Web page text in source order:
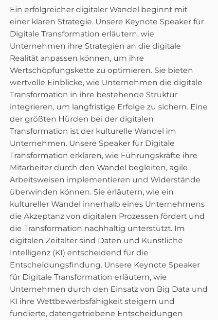
Ein erfolgreicher digitaler Wandel beginnt mit
einer klaren Strategie. Unsere Keynote Speaker für
Digitale Transformation erläutern, wie
Unternehmen ihre Strategien an die digitale
Realität anpassen können, um ihre
Wertschöpfungskette zu optimieren. Sie bieten
wertvolle Einblicke, wie Unternehmen die digitale
Transformation in ihre bestehende Struktur
integrieren, um langfristige Erfolge zu sichern. Eine
der größten Hürden bei der digitalen
Transformation ist der kulturelle Wandel im
Unternehmen. Unsere Speaker für Digitale
Transformation erklären, wie Führungskräfte ihre
Mitarbeiter durch den Wandel begleiten, agile
Arbeitsweisen implementieren und Widerstände
überwinden können. Sie erläutern, wie ein
kultureller Wandel innerhalb eines Unternehmens
die Akzeptanz von digitalen Prozessen fördert und
die Transformation nachhaltig unterstützt. Im
digitalen Zeitalter sind Daten und Künstliche
Intelligenz (KI) entscheidend für die
Entscheidungsfindung. Unsere Keynote Speaker
für Digitale Transformation erläutern, wie
Unternehmen durch den Einsatz von Big Data und
KI ihre Wettbewerbsfähigkeit steigern und
fundierte, datengetriebene Entscheidungen